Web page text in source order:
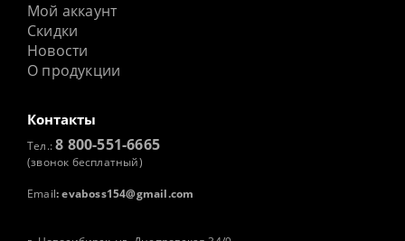
Мой аккаунт
Скидки
Новости
О продукции
Контакты
Тел.:8 800-551-6665
(звонок бесплатный)
Email: evaboss154@gmail.com